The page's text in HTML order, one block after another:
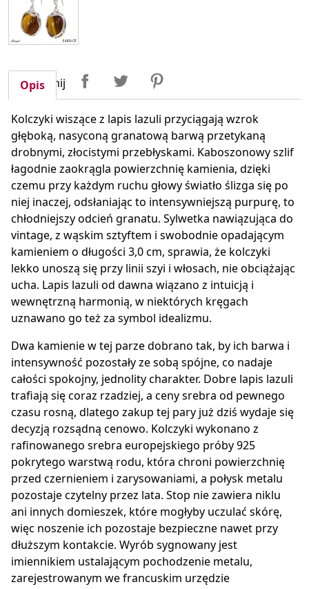
Udostępnij UdostępnijTweetuj
Opis
Kolczyki wiszące z lapis lazuli przyciągają wzrok
głęboką, nasyconą granatową barwą przetykaną
drobnymi, złocistymi przebłyskami. Kaboszonowy szlif
łagodnie zaokrągla powierzchnię kamienia, dzięki
czemu przy każdym ruchu głowy światło ślizga się po
niej inaczej, odsłaniając to intensywniejszą purpurę, to
chłodniejszy odcień granatu. Sylwetka nawiązująca do
vintage, z wąskim sztyftem i swobodnie opadającym
kamieniem o długości 3,0 cm, sprawia, że kolczyki
lekko unoszą się przy linii szyi i włosach, nie obciążając
ucha. Lapis lazuli od dawna wiązano z intuicją i
wewnętrzną harmonią, w niektórych kręgach
uznawano go też za symbol idealizmu.
Dwa kamienie w tej parze dobrano tak, by ich barwa i
intensywność pozostały ze sobą spójne, co nadaje
całości spokojny, jednolity charakter. Dobre lapis lazuli
trafiają się coraz rzadziej, a ceny srebra od pewnego
czasu rosną, dlatego zakup tej pary już dziś wydaje się
decyzją rozsądną cenowo. Kolczyki wykonano z
rafinowanego srebra europejskiego próby 925
pokrytego warstwą rodu, która chroni powierzchnię
przed czernieniem i zarysowaniami, a połysk metalu
pozostaje czytelny przez lata. Stop nie zawiera niklu
ani innych domieszek, które mogłyby uczulać skórę,
więc noszenie ich pozostaje bezpieczne nawet przy
dłuższym kontakcie. Wyrób sygnowany jest
imiennikiem ustalającym pochodzenie metalu,
zarejestrowanym we francuskim urzędzie